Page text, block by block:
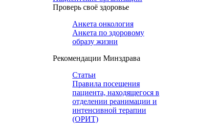
Проверь своё здоровье
Анкета онкология
Анкета по здоровому
образу жизни
Рекомендации Минздрава
Статьи
Правила посещения
пациента, находящегося в
отделении реанимации и
интенсивной терапии
(ОРИТ)